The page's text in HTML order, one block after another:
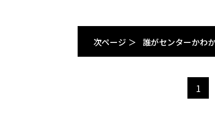
次ページ ＞ 誰がセンターかわ
1